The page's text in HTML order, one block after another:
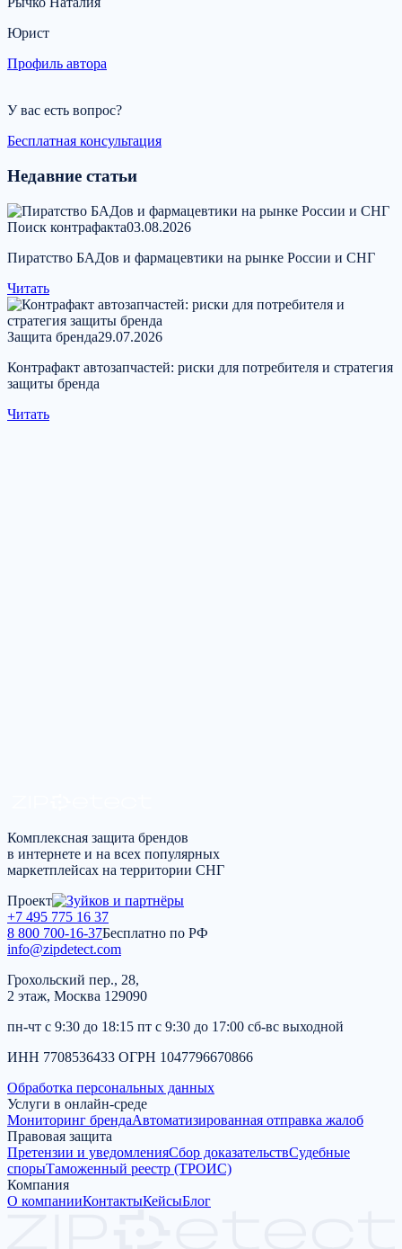
Юрист
Профиль автора
У вас есть вопрос?
Бесплатная консультация
Недавние статьи
Поиск контрафакта03.08.2026
Пиратство БАДов и фармацевтики на рынке России и СНГ
Читать
Защита бренда29.07.2026
Контрафакт автозапчастей: риски для потребителя и стратегия
защиты бренда
Читать
Комплексная защита брендов
в интернете и на всех популярных
маркетплейсах на территории СНГ
Проект
+7 495 775 16 37
8 800 700-16-37Бесплатно по РФ
info@zipdetect.com
Грохольский пер., 28,
2 этаж, Москва 129090
пн-чт с 9:30 до 18:15 пт с 9:30 до 17:00 сб-вс выходной
ИНН 7708536433 ОГРН 1047796670866
Обработка персональных данных
Услуги в онлайн-среде
Мониторинг брендаАвтоматизированная отправка жалоб
Правовая защита
Претензии и уведомленияСбор доказательствСудебные
спорыТаможенный реестр (ТРОИС)
Компания
О компанииКонтактыКейсыБлог